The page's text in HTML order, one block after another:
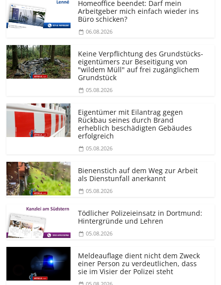
Homeoffice beendet: Darf mein
Arbeitgeber mich einfach wieder ins
Büro schicken?
06.08.2026
Keine Verpflichtung des Grundstücks­
eigentümers zur Beseitigung von
"wildem Müll" auf frei zugänglichem
Grundstück
05.08.2026
Eigentümer mit Eilantrag gegen
Rückbau seines durch Brand
erheblich beschädigten Gebäudes
erfolgreich
05.08.2026
Bienenstich auf dem Weg zur Arbeit
als Dienstunfall anerkannt
05.08.2026
Tödlicher Polizeieinsatz in Dortmund:
Hintergründe und Lehren
05.08.2026
Meldeauflage dient nicht dem Zweck
einer Person zu verdeutlichen, dass
sie im Visier der Polizei steht